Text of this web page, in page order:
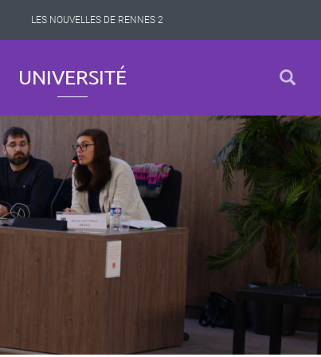
LES NOUVELLES DE RENNES 2
UNIVERSITÉ